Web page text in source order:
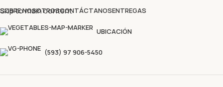
Skip to main content
Descubre nuestras ofertas y compra sin complicaciones
SOBRE NOSOTROSCONTÁCTANOSENTREGAS
UBICACIÓN
(593) 97 906-5450